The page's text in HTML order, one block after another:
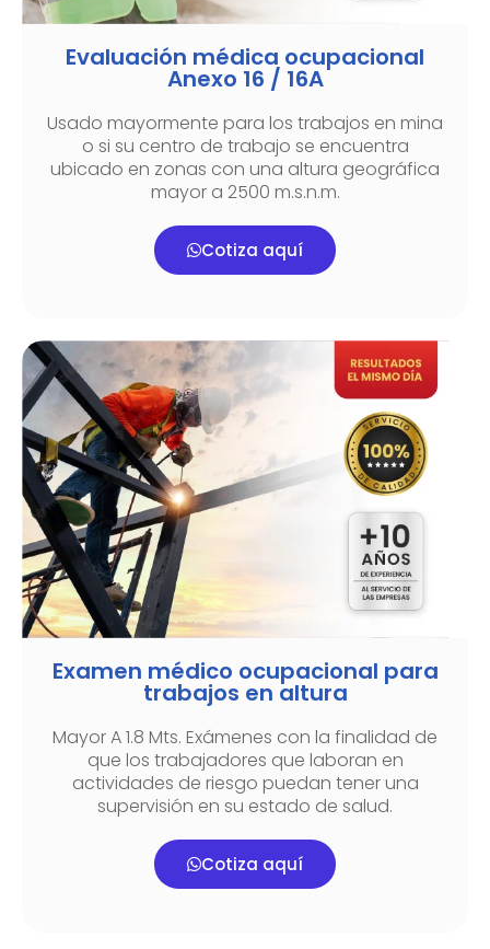
Evaluación médica ocupacional
Anexo 16 / 16A
Usado mayormente para los trabajos en mina
o si su centro de trabajo se encuentra
ubicado en zonas con una altura geográfica
mayor a 2500 m.s.n.m.
Cotiza aquí
Examen médico ocupacional para
trabajos en altura
Mayor A 1.8 Mts. Exámenes con la finalidad de
que los trabajadores que laboran en
actividades de riesgo puedan tener una
supervisión en su estado de salud.
Cotiza aquí